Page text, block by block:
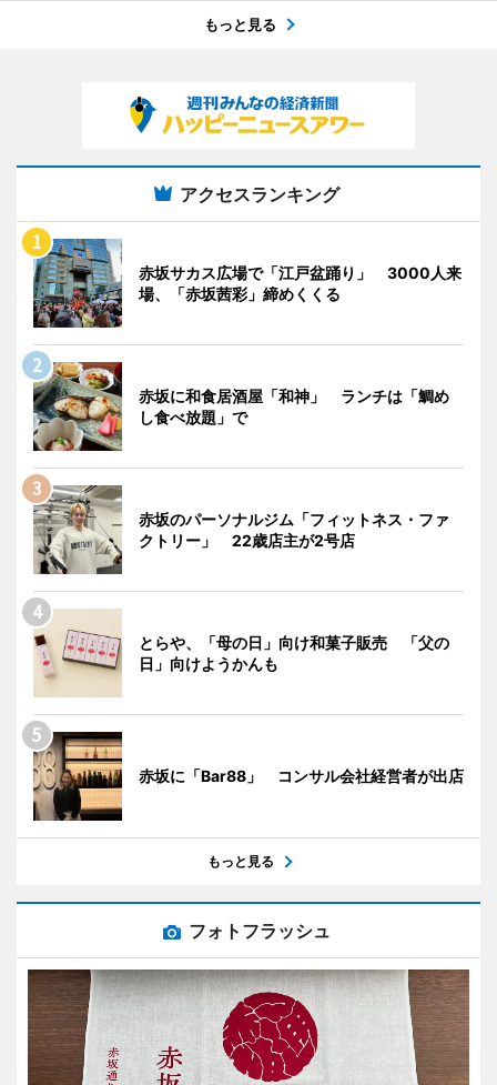
もっと見る
アクセスランキング
赤坂サカス広場で「江戸盆踊り」 3000人来
場、「赤坂茜彩」締めくくる
赤坂に和食居酒屋「和神」 ランチは「鯛め
し食べ放題」で
赤坂のパーソナルジム「フィットネス・ファ
クトリー」 22歳店主が2号店
とらや、「母の日」向け和菓子販売 「父の
日」向けようかんも
赤坂に「Bar88」 コンサル会社経営者が出店
もっと見る
フォトフラッシュ